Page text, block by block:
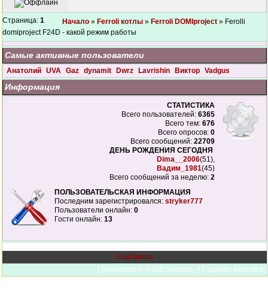
Страница: 1 Начало » Ferroli котлы » Ferroli DOMIproject » Ferolli
domiproject F24D - какой режим работы
Самые активные пользователи
Анатолий UVA Gaz dynamit Dwrz Lavrishin Виктор Vadgus
Информация
СТАТИСТИКА
Всего пользователей: 6365
Всего тем: 676
Всего опросов: 0
Всего сообщений: 22709
ДЕНЬ РОЖДЕНИЯ СЕГОДНЯ
Dima__2006(51),
Вадим_1981(45)
Всего сообщений за неделю: 2
ПОЛЬЗОВАТЕЛЬСКАЯ ИНФОРМАЦИЯ
Последним зарегистрировался: stryker777
Пользователи онлайн: 0
Гости онлайн: 13
map forum
[ Generated in 0.085 seconds, 42 queries executed ]